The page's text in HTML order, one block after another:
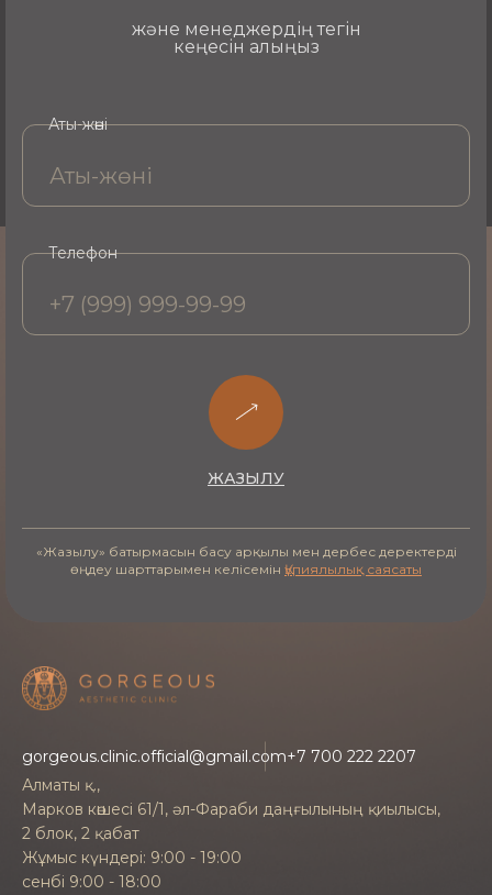
ыңғайлы уақытты таңдап, сұрақтарыңызға жауап
және менеджердің тегін
кеңесін алыңыз
Аты-жөні
Телефон
ЖАЗЫЛУ
«Жазылу» батырмасын басу арқылы мен дербес деректерді
өңдеу шарттарымен келісемін Құпиялылық саясаты
gorgeous.clinic.official@gmail.com+7 700 222 2207
Алматы қ.,
Марков көшесі 61/1, әл-Фараби даңғылының қиылысы,
2 блок, 2 қабат
Жұмыс күндері: 9:00 - 19:00
сенбі 9:00 - 18:00